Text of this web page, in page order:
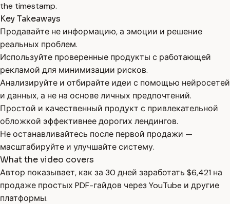
the timestamp.
Key Takeaways
Продавайте не информацию, а эмоции и решение
реальных проблем.
Используйте проверенные продукты с работающей
рекламой для минимизации рисков.
Анализируйте и отбирайте идеи с помощью нейросетей
и данных, а не на основе личных предпочтений.
Простой и качественный продукт с привлекательной
обложкой эффективнее дорогих лендингов.
Не останавливайтесь после первой продажи —
масштабируйте и улучшайте систему.
What the video covers
Автор показывает, как за 30 дней заработать $6,421 на
продаже простых PDF-гайдов через YouTube и другие
платформы.